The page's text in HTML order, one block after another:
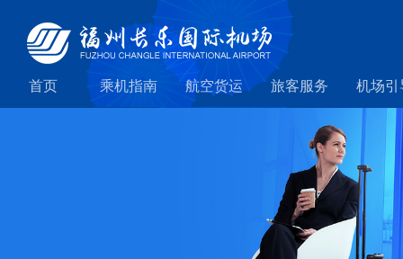
首页 乘机指南 航空货运 旅客服务 机场引